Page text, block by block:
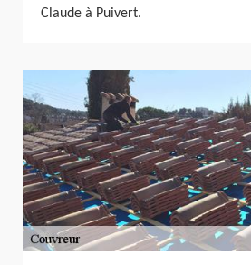
Claude à Puivert.